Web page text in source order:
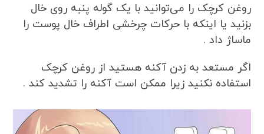
روغن کرچک را می‌توانید با یک گوله پنبه روی خال
بزنید یا اینکه با حرکات چرخشی اطراف خال پوست را
ماساژ داد .
اگر مستعد به زدن آکنه هستید از روغن کرچک
استفاده نکنید زیرا ممکن است آکنه را تشدید کند .